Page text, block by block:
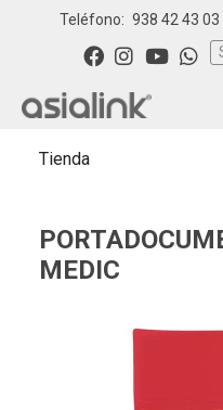
Teléfono: 938 42 43 03
Tienda
MEDIC